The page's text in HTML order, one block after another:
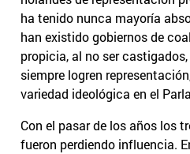
ha tenido nunca mayoría
han existido gobiernos de
propicia, al no ser
siempre logren
variedad ideológica en el
Con el pasar de los años los
fueron perdiendo influencia.